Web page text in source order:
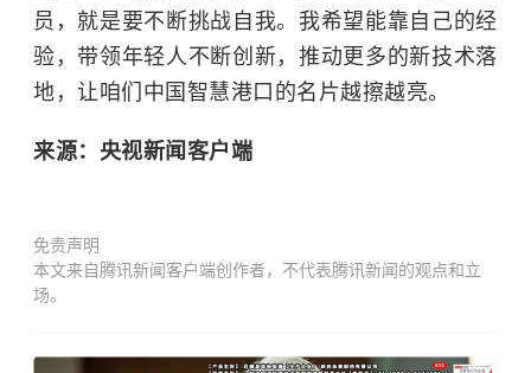
员，就是要不断挑战自我。我希望能靠自己的经
验，带领年轻人不断创新，推动更多的新技术落
地，让咱们中国智慧港口的名片越擦越亮。
来源：央视新闻客户端
免责声明
本文来自腾讯新闻客户端创作者，不代表腾讯新闻的观点和立
场。